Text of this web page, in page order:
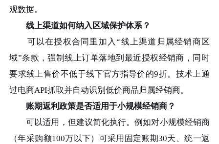
观数据。
线上渠道如何纳入区域保护体系？
可以在授权合同里加入“线上渠道归属经销商区
域”条款，强制线上订单落地到最近授权经销商，同时
要求线上售价不低于线下官方指导价的9折。技术上通
过电商API抓取并自动识别低价商品归属经销商。
账期返利政策是否适用于小规模经销商？
可以适用，但建议简化执行。例如对小规模经销商
（年采购额100万以下）可采用固定账期30天、统一返